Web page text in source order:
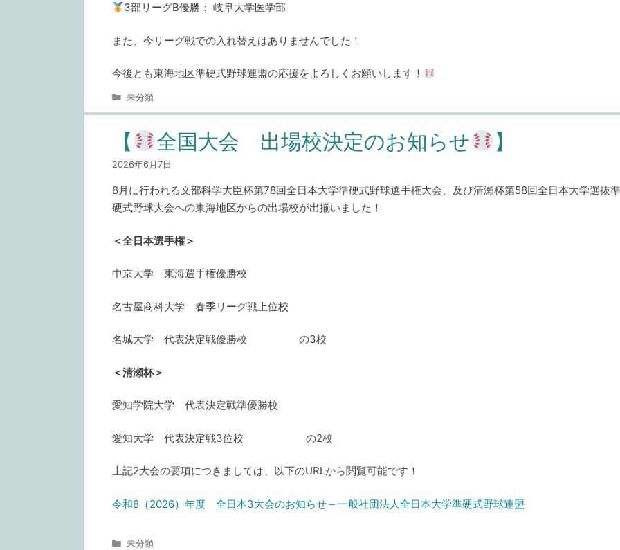
3部リーグB優勝： 岐阜大学医学部
また、今リーグ戦での入れ替えはありませんでした！
今後とも東海地区準硬式野球連盟の応援をよろしくお願いします！
カ
リ
ー
未分類
【 全国大会 出場校決定のお知らせ 】
2026年6月7日
8月に行われる文部科学大臣杯第78回全日本大学準硬式野球選手権大会、及び清瀬杯第58回全日本大学選抜準
硬式野球大会への東海地区からの出場校が出揃いました！
＜全日本選手権＞
中京大学 東海選手権優勝校
名古屋商科大学 春季リーグ戦上位校
名城大学 代表決定戦優勝校 の3校
＜清瀬杯＞
愛知学院大学 代表決定戦準優勝校
愛知大学 代表決定戦3位校 の2校
上記2大会の要項につきましては、以下のURLから閲覧可能です！
令和8（2026）年度 全日本3大会のお知らせ – 一般社団法人全日本大学準硬式野球連盟
カ
未分類